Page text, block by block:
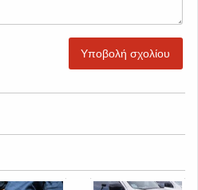
Υποβολή σχολίου